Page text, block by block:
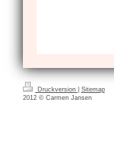
Druckversion
Sitemap
2012 © Carmen Jansen